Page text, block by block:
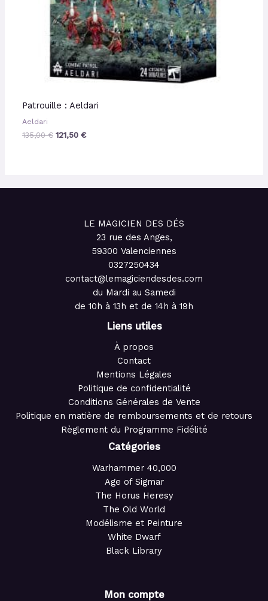
Patrouille : Aeldari
Aeldari
135,00€ 121,50€
LE MAGICIEN DES DÉS
23 rue des Anges,
59300 Valenciennes
0327250434
contact@lemagiciendesdes.com
du Mardi au Samedi
de 10h à 13h et de 14h à 19h
Liens utiles
À propos
Contact
Mentions Légales
Politique de confidentialité
Conditions Générales de Vente
Politique en matière de remboursements et de retours
Règlement du Programme Fidélité
Catégories
Warhammer 40,000
Age of Sigmar
The Horus Heresy
The Old World
Modélisme et Peinture
White Dwarf
Black Library
Mon compte